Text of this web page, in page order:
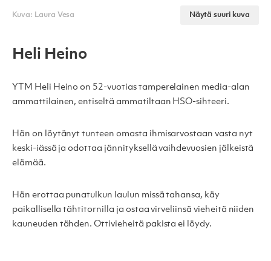
Kuva: Laura Vesa Näytä suuri kuva
Heli Heino
YTM Heli Heino on 52-vuotias tamperelainen media-alan
ammattilainen, entiseltä ammatiltaan HSO-sihteeri.
Hän on löytänyt tunteen omasta ihmisarvostaan vasta nyt
keski-iässä ja odottaa jännityksellä vaihdevuosien jälkeistä
elämää.
Hän erottaa punatulkun laulun missä tahansa, käy
paikallisella tähtitornilla ja ostaa virveliinsä vieheitä niiden
kauneuden tähden. Ottivieheitä pakista ei löydy.